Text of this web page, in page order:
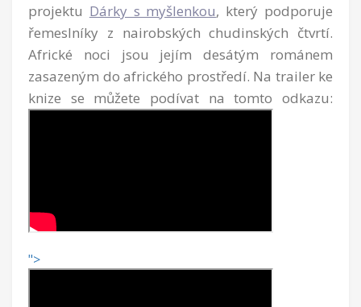
projektu Dárky s myšlenkou, který podporuje
řemeslníky z nairobských chudinských čtvrtí.
Africké noci jsou jejím desátým románem
zasazeným do afrického prostředí. Na trailer ke
knize se můžete podívat na tomto odkazu:
">